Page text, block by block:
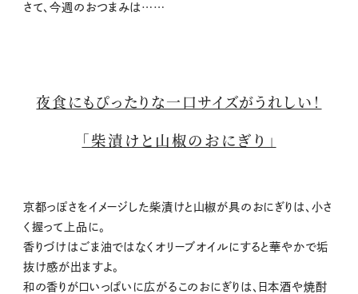
さて、今週のおつまみは……
夜食にもぴったりな一口サイズがうれしい！
「柴漬けと山椒のおにぎり」
京都っぽさをイメージした柴漬けと山椒が具のおにぎりは、小さ
く握って上品に。
香りづけはごま油ではなくオリーブオイルにすると華やかで垢
抜け感が出ますよ。
和の香りが口いっぱいに広がるこのおにぎりは、日本酒や焼酎